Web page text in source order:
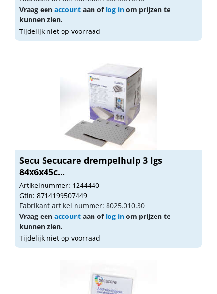
Vraag een account aan of log in om prijzen te
kunnen zien.
Tijdelijk niet op voorraad
Secu Secucare drempelhulp 3 lgs
84x6x45c...
Artikelnummer: 1244440
Gtin: 8714199507449
Fabrikant artikel nummer: 8025.010.30
Vraag een account aan of log in om prijzen te
kunnen zien.
Tijdelijk niet op voorraad